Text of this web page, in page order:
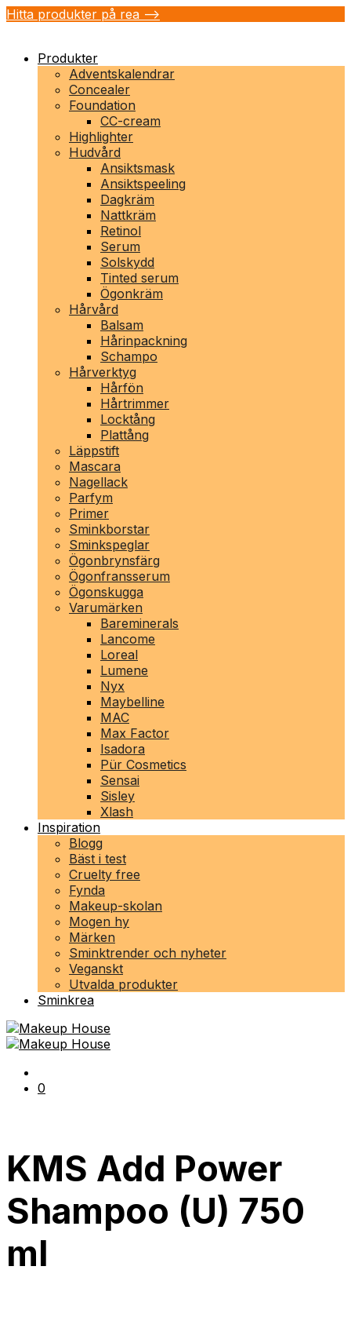
Hitta produkter på rea -->
Produkter
Adventskalendrar
Concealer
Foundation
CC-cream
Highlighter
Hudvård
Ansiktsmask
Ansiktspeeling
Dagkräm
Nattkräm
Retinol
Serum
Solskydd
Tinted serum
Ögonkräm
Hårvård
Balsam
Hårinpackning
Schampo
Hårverktyg
Hårfön
Hårtrimmer
Locktång
Plattång
Läppstift
Mascara
Nagellack
Parfym
Primer
Sminkborstar
Sminkspeglar
Ögonbrynsfärg
Ögonfransserum
Ögonskugga
Varumärken
Bareminerals
Lancome
Loreal
Lumene
Nyx
Maybelline
MAC
Max Factor
Isadora
Pür Cosmetics
Sensai
Sisley
Xlash
Inspiration
Blogg
Bäst i test
Cruelty free
Fynda
Makeup-skolan
Mogen hy
Märken
Sminktrender och nyheter
Veganskt
Utvalda produkter
Sminkrea
0
KMS Add Power
Shampoo (U) 750
ml